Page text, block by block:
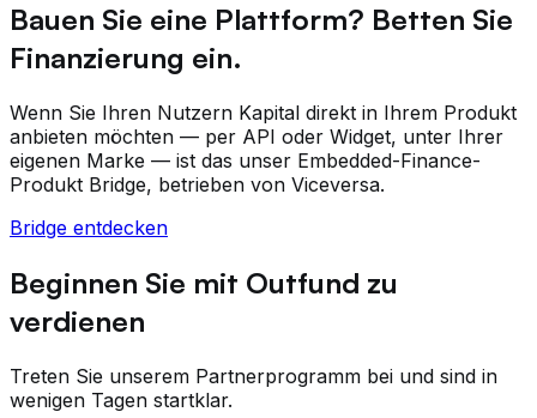
Bauen Sie eine Plattform? Betten Sie
Finanzierung ein.
Wenn Sie Ihren Nutzern Kapital direkt in Ihrem Produkt
anbieten möchten — per API oder Widget, unter Ihrer
eigenen Marke — ist das unser Embedded-Finance-
Produkt Bridge, betrieben von Viceversa.
Bridge entdecken
Beginnen Sie mit Outfund zu
verdienen
Treten Sie unserem Partnerprogramm bei und sind in
wenigen Tagen startklar.